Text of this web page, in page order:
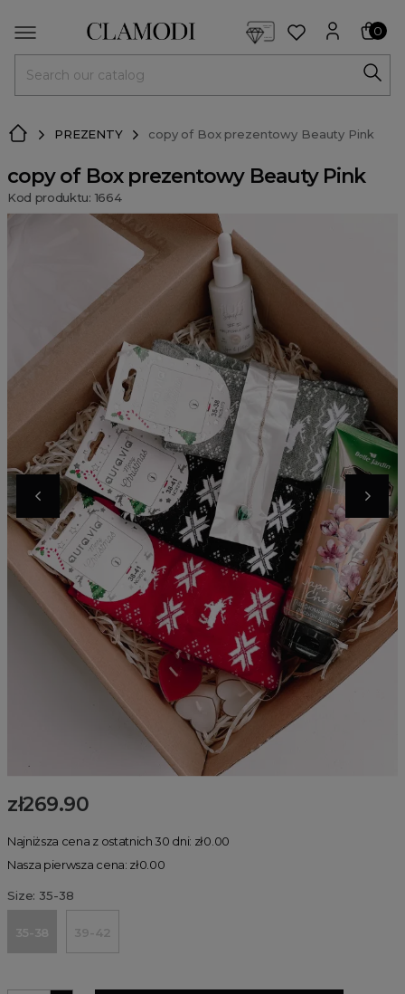
0
PREZENTY copy of Box prezentowy Beauty Pink
copy of Box prezentowy Beauty Pink
Kod produktu: 1664
zł269.90
Najniższa cena z ostatnich 30 dni: zł0.00
Nasza pierwsza cena: zł0.00
Size: 35-38
35-38 39-42